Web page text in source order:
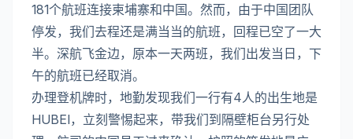
181个航班连接柬埔寨和中国。然而，由于中国团队
停发，我们去程还是满当当的航班，回程已空了一大
半。深航飞金边，原本一天两班，我们出发当日，下
午的航班已经取消。
办理登机牌时，地勤发现我们一行有4人的出生地是
HUBEI，立刻警惕起来，带我们到隔壁柜台另行处